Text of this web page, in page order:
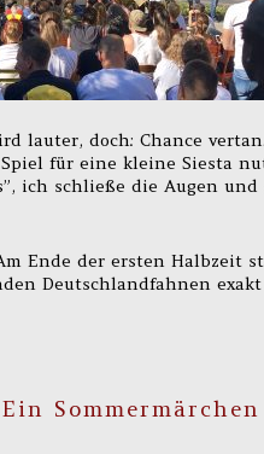
lauter, doch: Chance
für eine kleine Siesta
ich schließe die Augen
Ende der ersten Halbzeit
Deutschlandfahnen
Sommermärchen